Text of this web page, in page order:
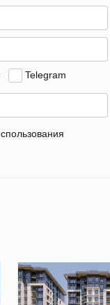
Telegram